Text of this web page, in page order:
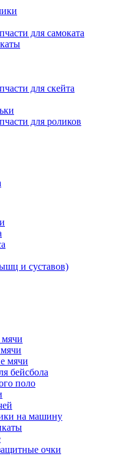
для самоката
для скейта
для роликов
и суставов)
мячи
мячи
бейсбола
поло
на машину
очки